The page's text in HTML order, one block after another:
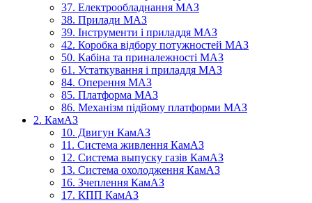
37. Електрообладнання МАЗ
38. Прилади МАЗ
39. Інструменти і приладдя МАЗ
42. Коробка відбору потужностей МАЗ
50. Кабіна та приналежності МАЗ
61. Устаткування і приладдя МАЗ
84. Оперення МАЗ
85. Платформа МАЗ
86. Механізм підйому платформи МАЗ
2. КамАЗ
10. Двигун КамАЗ
11. Система живлення КамАЗ
12. Система выпуску газів КамАЗ
13. Система охолодження КамАЗ
16. Зчеплення КамАЗ
17. КПП КамАЗ